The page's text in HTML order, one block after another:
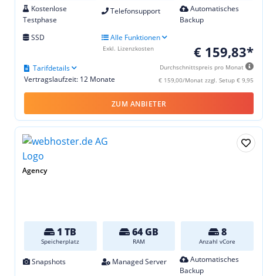
Kostenlose
Testphase
Telefonsupport
Automatisches
Backup
SSD
Alle Funktionen
€ 159,83*
Durchschnittspreis pro Monat
€ 159,00/Monat zzgl. Setup € 9,95
Vertragslaufzeit: 12 Monate
Tarifdetails
Exkl. Lizenzkosten
ZUM ANBIETER
Agency
1 TB
Speicherplatz
64 GB
RAM
8
Anzahl vCore
Snapshots Managed Server
Automatisches
Backup